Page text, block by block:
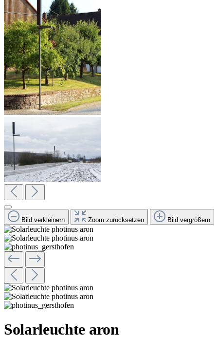
Bild verkleinern Zoom zurücksetzen Bild vergrößern
Solarleuchte aron